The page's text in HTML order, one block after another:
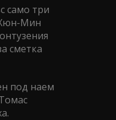
само три
Мин
сметка
под наем